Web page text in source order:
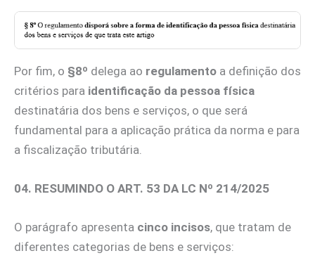
Por fim, o §8º delega ao regulamento a definição dos
critérios para identificação da pessoa física
destinatária dos bens e serviços, o que será
fundamental para a aplicação prática da norma e para
a fiscalização tributária.
04. RESUMINDO O ART. 53 DA LC Nº 214/2025
O parágrafo apresenta cinco incisos, que tratam de
diferentes categorias de bens e serviços: